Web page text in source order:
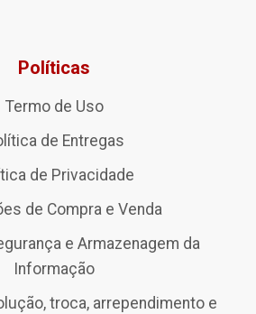
Políticas
Termo de Uso
de Entregas
de Privacidade
de Compra e Venda
e Armazenagem da
Informação
troca, arrependimento e